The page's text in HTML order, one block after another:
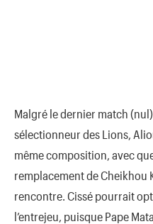
Malgré le dernier match
sélectionneur des Lions,
même composition, avec
remplacement de Cheikhou
rencontre. Cissé pourrait
l’entrejeu, puisque Pape